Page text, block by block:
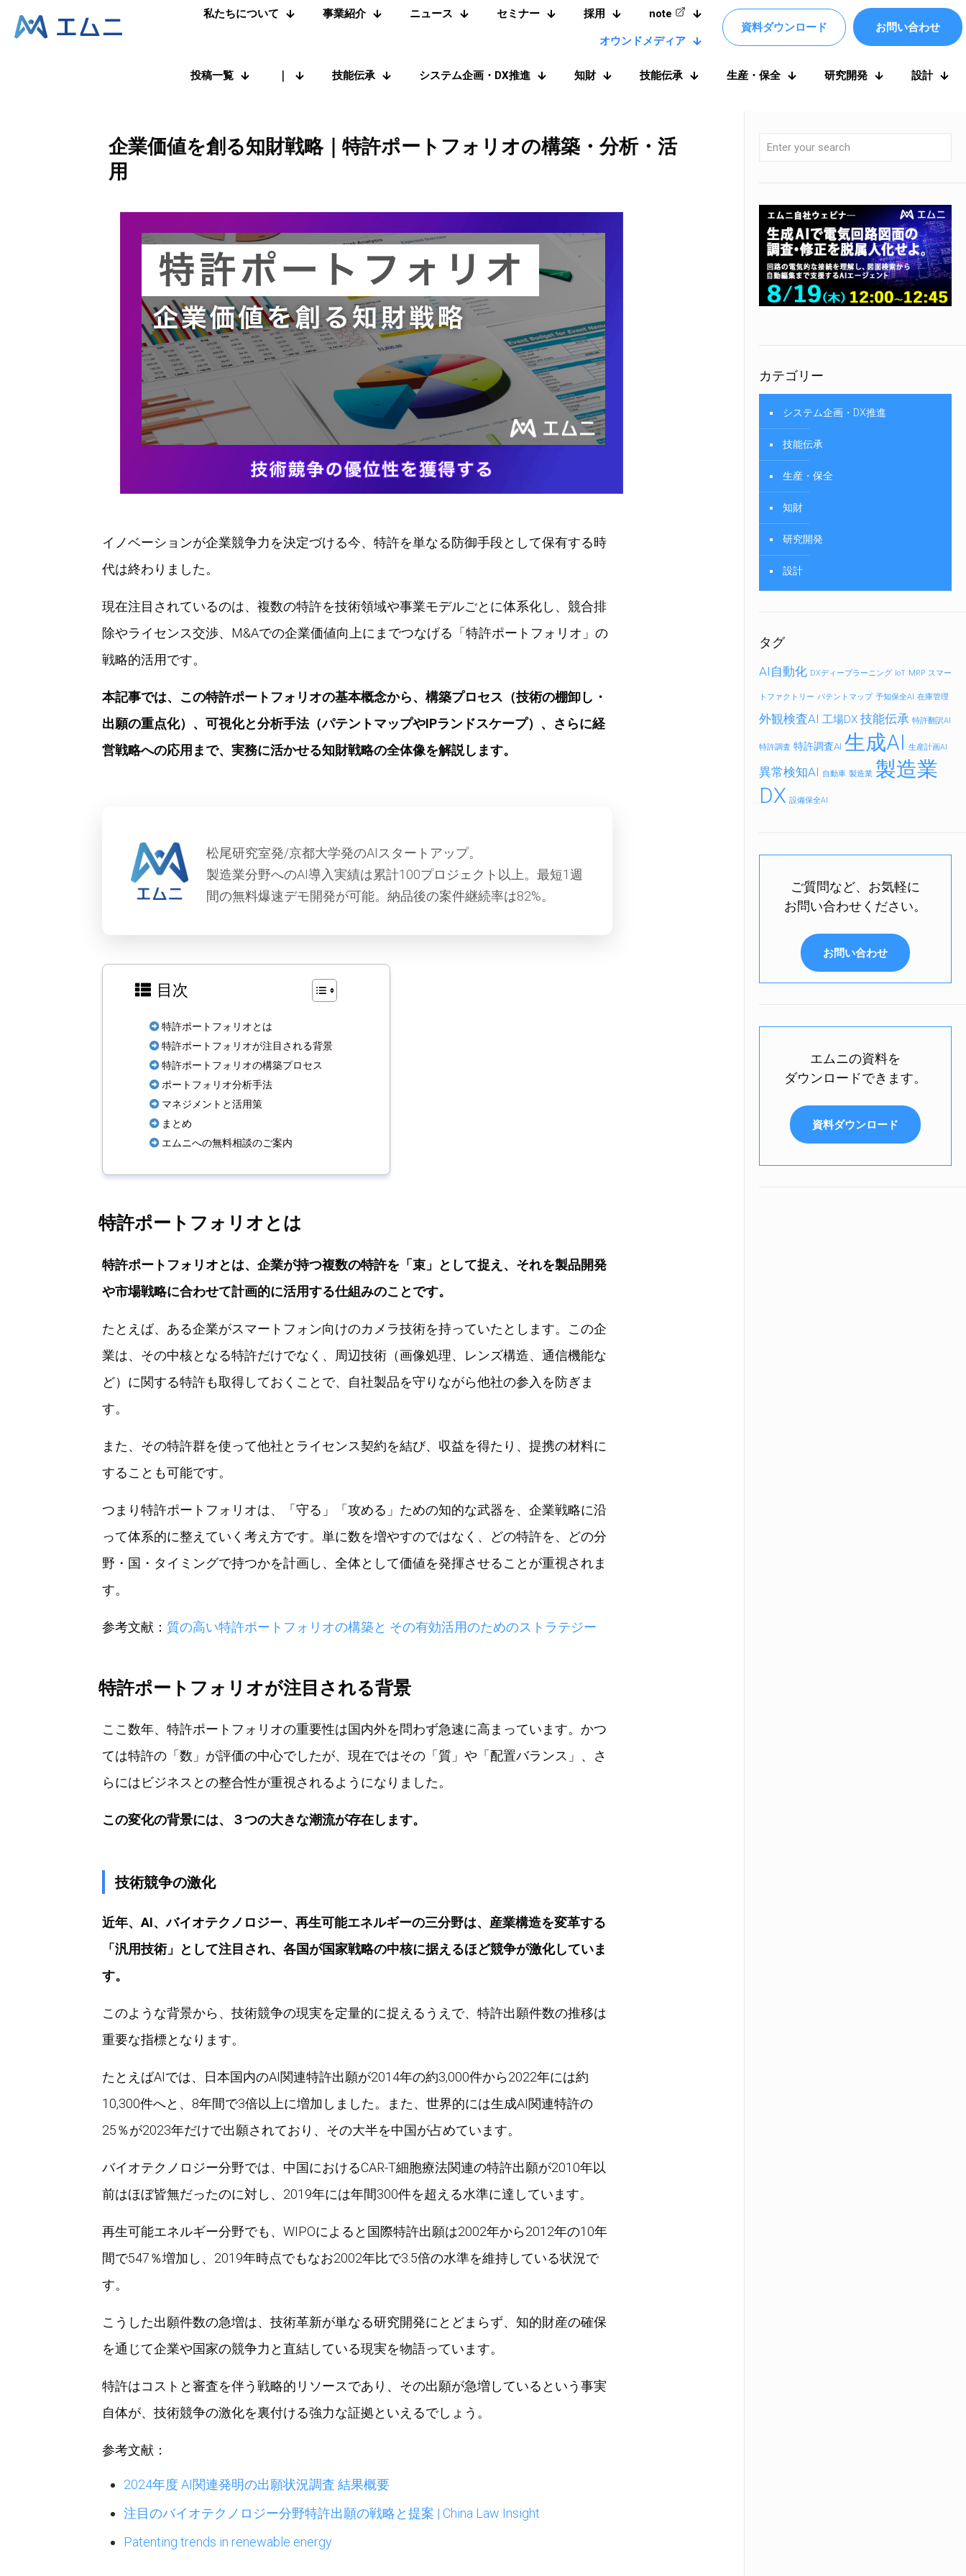
私たちについて 事業紹介 ニュース セミナー 採用 note
オウンドメディア
資料ダウンロード お問い合わせ
投稿一覧 ｜ 技能伝承 システム企画・DX推進 知財 技能伝承 生産・保全 研究開発 設計
企業価値を創る知財戦略｜特許ポートフォリオの構築・分析・活
用
イノベーションが企業競争力を決定づける今、特許を単なる防御手段として保有する時
代は終わりました。
現在注目されているのは、複数の特許を技術領域や事業モデルごとに体系化し、競合排
除やライセンス交渉、M&Aでの企業価値向上にまでつなげる「特許ポートフォリオ」の
戦略的活用です。
本記事では、この特許ポートフォリオの基本概念から、構築プロセス（技術の棚卸し・
出願の重点化）、可視化と分析手法（パテントマップやIPランドスケープ）、さらに経
営戦略への応用まで、実務に活かせる知財戦略の全体像を解説します。
松尾研究室発/京都大学発のAIスタートアップ。
製造業分野へのAI導入実績は累計100プロジェクト以上。最短1週
間の無料爆速デモ開発が可能。納品後の案件継続率は82%。
目次
特許ポートフォリオとは
特許ポートフォリオが注目される背景
特許ポートフォリオの構築プロセス
ポートフォリオ分析手法
マネジメントと活用策
まとめ
エムニへの無料相談のご案内
特許ポートフォリオとは
特許ポートフォリオとは、企業が持つ複数の特許を「束」として捉え、それを製品開発
や市場戦略に合わせて計画的に活用する仕組みのことです。
たとえば、ある企業がスマートフォン向けのカメラ技術を持っていたとします。この企
業は、その中核となる特許だけでなく、周辺技術（画像処理、レンズ構造、通信機能な
ど）に関する特許も取得しておくことで、自社製品を守りながら他社の参入を防ぎま
す。
また、その特許群を使って他社とライセンス契約を結び、収益を得たり、提携の材料に
することも可能です。
つまり特許ポートフォリオは、「守る」「攻める」ための知的な武器を、企業戦略に沿
って体系的に整えていく考え方です。単に数を増やすのではなく、どの特許を、どの分
野・国・タイミングで持つかを計画し、全体として価値を発揮させることが重視されま
す。
参考文献： 質の高い特許ポートフォリオの構築と その有効活用のためのストラテジー
特許ポートフォリオが注目される背景
ここ数年、特許ポートフォリオの重要性は国内外を問わず急速に高まっています。かつ
ては特許の「数」が評価の中心でしたが、現在ではその「質」や「配置バランス」、さ
らにはビジネスとの整合性が重視されるようになりました。
この変化の背景には、３つの大きな潮流が存在します。
技術競争の激化
近年、AI、バイオテクノロジー、再生可能エネルギーの三分野は、産業構造を変革する
「汎用技術」として注目され、各国が国家戦略の中核に据えるほど競争が激化していま
す。
このような背景から、技術競争の現実を定量的に捉えるうえで、特許出願件数の推移は
重要な指標となります。
たとえばAIでは、日本国内のAI関連特許出願が2014年の約3,000件から2022年には約
10,300件へと、8年間で3倍以上に増加しました。また、世界的には生成AI関連特許の
25％が2023年だけで出願されており、その大半を中国が占めています。
バイオテクノロジー分野では、中国におけるCAR-T細胞療法関連の特許出願が2010年以
前はほぼ皆無だったのに対し、2019年には年間300件を超える水準に達しています。
再生可能エネルギー分野でも、WIPOによると国際特許出願は2002年から2012年の10年
間で547％増加し、2019年時点でもなお2002年比で3.5倍の水準を維持している状況で
す。
こうした出願件数の急増は、技術革新が単なる研究開発にとどまらず、知的財産の確保
を通じて企業や国家の競争力と直結している現実を物語っています。
特許はコストと審査を伴う戦略的リソースであり、その出願が急増しているという事実
自体が、技術競争の激化を裏付ける強力な証拠といえるでしょう。
参考文献：
2024年度 AI関連発明の出願状況調査 結果概要
注目のバイオテクノロジー分野特許出願の戦略と提案 | China Law Insight
Patenting trends in renewable energy
カテゴリー
システム企画・DX推進
技能伝承
生産・保全
知財
研究開発
設計
タグ
AI自動化 DXディープラーニング IoT MRP スマー
トファクトリー パテントマップ 予知保全AI 在庫管理
外観検査AI 工場DX 技能伝承 特許翻訳AI
特許調査 特許調査AI 生成AI 生産計画AI
異常検知AI 自動車 製造業 製造業
DX 設備保全AI
ご質問など、お気軽に
お問い合わせください。
お問い合わせ
エムニの資料を
ダウンロードできます。
資料ダウンロード